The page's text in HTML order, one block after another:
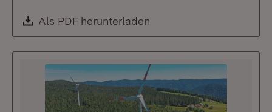
Download:
Als PDF herunterladen